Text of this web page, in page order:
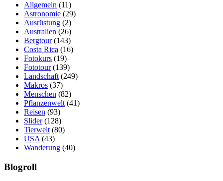
Allgemein (11)
Astronomie (29)
Ausrüstung (2)
Australien (26)
Bergtour(143)
Costa Rica (16)
Fotokurs (19)
Fototour(139)
Landschaft (249)
Makros (37)
Menschen (82)
Pflanzenwelt (41)
Reisen (93)
Slider(128)
Tierwelt (80)
USA (43)
Wanderung (40)
Blogroll